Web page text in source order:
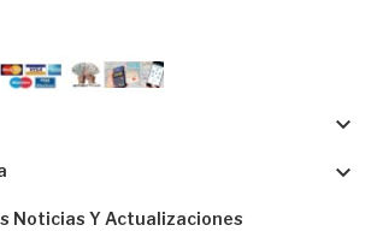
keyboard_arrow_down
keyboard_arrow_down
Noticias Y Actualizaciones